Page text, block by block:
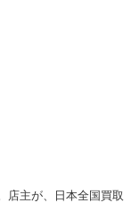
店主が、日本全国買取